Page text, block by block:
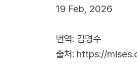
19 Feb, 2026
번역: 김명수
출처: https://